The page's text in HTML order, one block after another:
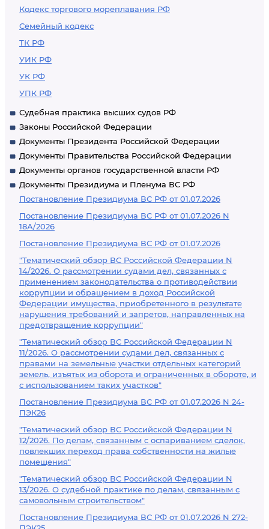
Кодекс торгового мореплавания РФ
Семейный кодекс
ТК РФ
УИК РФ
УК РФ
УПК РФ
Судебная практика высших судов РФ
Законы Российской Федерации
Документы Президента Российской Федерации
Документы Правительства Российской Федерации
Документы органов государственной власти РФ
Документы Президиума и Пленума ВС РФ
Постановление Президиума ВС РФ от 01.07.2026
Постановление Президиума ВС РФ от 01.07.2026 N
18А/2026
Постановление Президиума ВС РФ от 01.07.2026
"Тематический обзор ВС Российской Федерации N
14/2026. О рассмотрении судами дел, связанных с
применением законодательства о противодействии
коррупции и обращением в доход Российской
Федерации имущества, приобретенного в результате
нарушения требований и запретов, направленных на
предотвращение коррупции"
"Тематический обзор ВС Российской Федерации N
11/2026. О рассмотрении судами дел, связанных с
правами на земельные участки отдельных категорий
земель, изъятых из оборота и ограниченных в обороте, и
с использованием таких участков"
Постановление Президиума ВС РФ от 01.07.2026 N 24-
ПЭК26
"Тематический обзор ВС Российской Федерации N
12/2026. По делам, связанным с оспариванием сделок,
повлекших переход права собственности на жилые
помещения"
"Тематический обзор ВС Российской Федерации N
13/2026. О судебной практике по делам, связанным с
самовольным строительством"
Постановление Президиума ВС РФ от 01.07.2026 N 272-